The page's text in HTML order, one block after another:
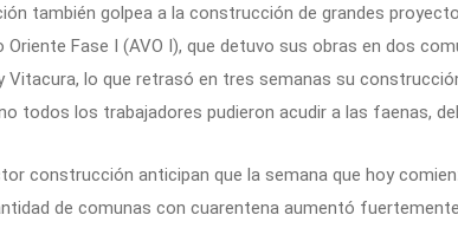
también golpea a la construcción de grandes
Oriente Fase I (AVO I), que detuvo sus obras en dos
Vitacura, lo que retrasó en tres semanas su
todos los trabajadores pudieron acudir a las faenas,
construcción anticipan que la semana que hoy
de comunas con cuarentena aumentó